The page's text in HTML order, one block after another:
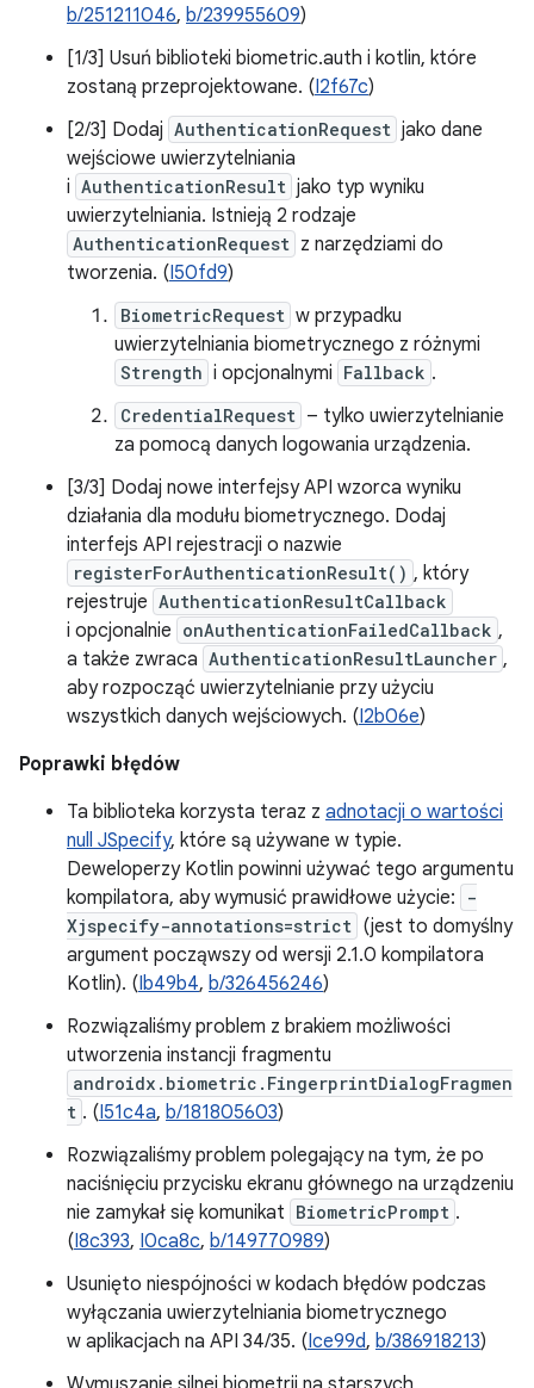
b/251211046, b/239955609)
[1/3] Usuń biblioteki biometric.auth i kotlin, które
zostaną przeprojektowane. (I2f67c)
[2/3] Dodaj AuthenticationRequest jako dane
wejściowe uwierzytelniania
i AuthenticationResult jako typ wyniku
uwierzytelniania. Istnieją 2 rodzaje
AuthenticationRequest z narzędziami do
tworzenia. (I50fd9)
BiometricRequest w przypadku
uwierzytelniania biometrycznego z różnymi
Strength i opcjonalnymi Fallback .
CredentialRequest – tylko uwierzytelnianie
za pomocą danych logowania urządzenia.
[3/3] Dodaj nowe interfejsy API wzorca wyniku
działania dla modułu biometrycznego. Dodaj
interfejs API rejestracji o nazwie
registerForAuthenticationResult() , który
rejestruje AuthenticationResultCallback
i opcjonalnie onAuthenticationFailedCallback ,
a także zwraca AuthenticationResultLauncher ,
aby rozpocząć uwierzytelnianie przy użyciu
wszystkich danych wejściowych. (I2b06e)
Poprawki błędów
Ta biblioteka korzysta teraz z adnotacji o wartości
null JSpecify, które są używane w typie.
Deweloperzy Kotlin powinni używać tego argumentu
kompilatora, aby wymusić prawidłowe użycie:
-
Xjspecify-annotations=strict (jest to domyślny
argument począwszy od wersji 2.1.0 kompilatora
Kotlin). (Ib49b4, b/326456246)
Rozwiązaliśmy problem z brakiem możliwości
utworzenia instancji fragmentu
androidx.biometric.FingerprintDialogFragmen
t . (I51c4a, b/181805603)
Rozwiązaliśmy problem polegający na tym, że po
naciśnięciu przycisku ekranu głównego na urządzeniu
nie zamykał się komunikat BiometricPrompt .
(I8c393, I0ca8c, b/149770989)
Usunięto niespójności w kodach błędów podczas
wyłączania uwierzytelniania biometrycznego
w aplikacjach na API 34/35. (Ice99d, b/386918213)